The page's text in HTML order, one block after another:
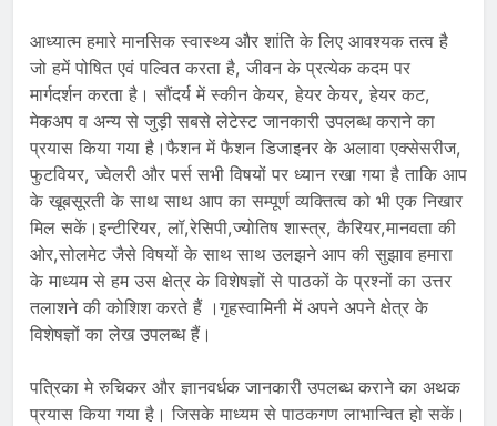
आध्यात्म हमारे मानसिक स्वास्थ्य और शांति के लिए आवश्यक तत्व है
जो हमें पोषित एवं पल्वित करता है, जीवन के प्रत्येक कदम पर
मार्गदर्शन करता है। सौंदर्य में स्कीन केयर, हेयर केयर, हेयर कट,
मेकअप व अन्य से जुड़ी सबसे लेटेस्ट जानकारी उपलब्ध कराने का
प्रयास किया गया है।फैशन में फैशन डिजाइनर के अलावा एक्सेसरीज,
फुटवियर, ज्वेलरी और पर्स सभी विषयों पर ध्यान रखा गया है ताकि आप
के खूबसूरती के साथ साथ आप का सम्पूर्ण व्यक्तित्व को भी एक निखार
मिल सकें।इन्टीरियर, लॉ,रेसिपी,ज्योतिष शास्त्र, कैरियर,मानवता की
ओर,सोलमेट जैसे विषयों के साथ साथ उलझने आप की सुझाव हमारा
के माध्यम से हम उस क्षेत्र के विशेषज्ञों से पाठकों के प्रश्नों का उत्तर
तलाशने की कोशिश करते हैं ।गृहस्वामिनी में अपने अपने क्षेत्र के
विशेषज्ञों का लेख उपलब्ध हैं।
पत्रिका मे रुचिकर और ज्ञानवर्धक जानकारी उपलब्ध कराने का अथक
प्रयास किया गया है। जिसके माध्यम से पाठकगण लाभान्वित हो सकें।